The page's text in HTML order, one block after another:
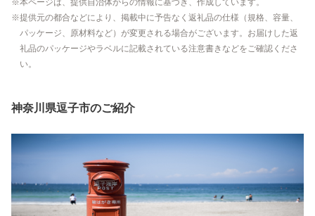
本ページは、提供自治体からの情報に基づき、作成しています。
提供元の都合などにより、掲載中に予告なく返礼品の仕様（規格、容量、
パッケージ、原材料など）が変更される場合がございます。お届けした返
礼品のパッケージやラベルに記載されている注意書きなどをご確認くださ
い。
神奈川県逗子市のご紹介